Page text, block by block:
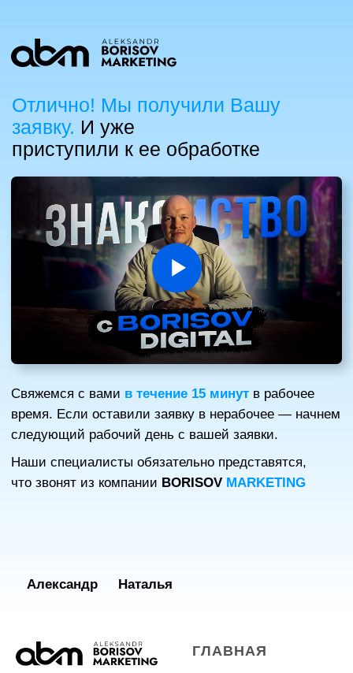
приступили к ее обработке
в течение 15 минут в рабочее
время. Если оставили заявку в нерабочее — начнем
следующий рабочий день с вашей заявки.
Александр Наталья
Наши специалисты обязательно представятся,
BORISOV MARKETING
ГЛАВНАЯ